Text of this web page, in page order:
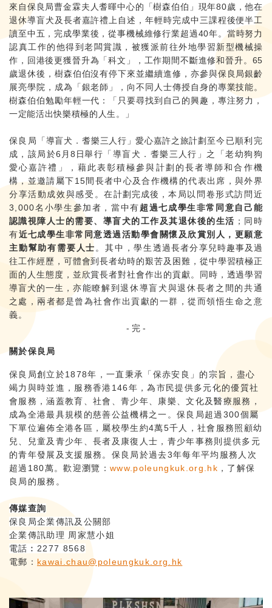
來自保良局曹金霖夫人耆暉中心的「樹森伯伯」現年80歲，他在
退休導盲犬及長者嘉許禮上自述，年輕時完成中三課程後便半工
讀至中五，完成學業後，從事機械維修行業超過40年。當時努力
認真工作的他得到老闆賞識，被獲派前往外地學習新型機械操
作，回港後更獲晉升為「科文」，工作期間不斷進修和晉升。65
歲退休後，樹森伯伯沒有停下來並繼續進修，亦參與保良局銀齡
展亮學院，成為「銀老師」，向不同人士傳授自身的專業技能。
樹森伯伯勉勵年輕一代：「只要尋找到自己的興趣，專注努力，
一定能活出快樂積極的人生。」
保良局 「導盲犬 ．耆樂三人行」愛心嘉許之旅計劃至今已順利完
成，該局於6 月8日舉行「導盲犬．耆樂三人行」之「老幼狗狗
愛心嘉許禮」，藉此表彰積極參與計劃的長者導師和合作機
構，並邀請屬下15間長者中心及合作機構的代表出席，與外界
分享活動成效與感受。在計劃完成後 ，本局以問卷形式訪問近
3,000名小學生參加者，當中有超過七成學生非常同意自己能
認識視障人士的需要、導盲犬的工作及其退休後的生活 ；同時
有近七成學生非常同意透過活動學會關懷及欣賞別人，更願意
主動幫助有需要人士 。其中，學生透過長者分享兒時趣事及過
往工作經歷，可體會到長者幼時的艱苦及困難，從中學習積極正
面的人生態度，並欣賞長者對社會作出的貢獻。同時，透過學習
導盲犬的一生， 亦能瞭解到退休導盲犬與退休長者之間的共通
之處，兩者都是曾為社會作出貢獻的一群，從而領悟生命之意
義。
- 完 -
關於保良局
保良局創立於1878年，一直秉承「保赤安良」的宗旨，盡心
竭力與時並進，服務香港146年，為市民提供多元化的優質社
會服務，涵蓋教育、社會、青少年、康樂、文化及醫療服務，
成為全港最具規模的慈善公益機構之一。保良局超過300個屬
下單位遍佈全港各區，屬校學生約4萬5千人，社會服務照顧幼
兒、兒童及青少年、長者及康復人士，青少年事務則提供多元
的青年發展及支援服務。保良局於過去3年每年平均服務人次
超過180萬。歡迎瀏覽： www.poleungkuk.org.hk ，了解保
良局的服務。
傳媒查詢
保良局企業傳訊及公關部
企業傳訊助理 周家慧小姐
電話︰2277 8568
電郵： kawai.chau@poleungkuk.org.hk